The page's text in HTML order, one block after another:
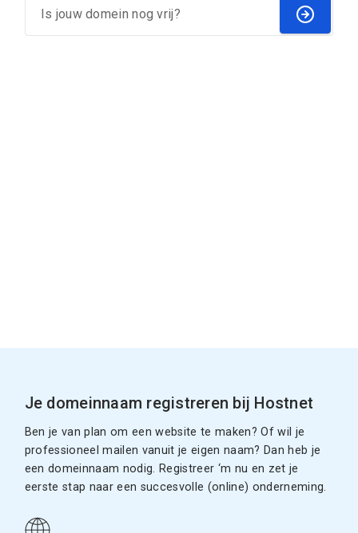
Je domeinnaam registreren bij Hostnet
Ben je van plan om een website te maken? Of wil je
professioneel mailen vanuit je eigen naam? Dan heb je
een domeinnaam nodig. Registreer ‘m nu en zet je
eerste stap naar een succesvolle (online) onderneming.